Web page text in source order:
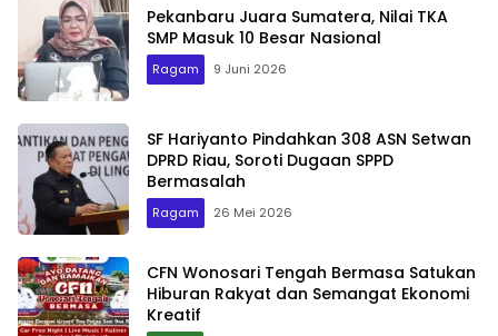
Pekanbaru Juara Sumatera, Nilai TKA
SMP Masuk 10 Besar Nasional
Ragam 9 Juni 2026
SF Hariyanto Pindahkan 308 ASN Setwan
DPRD Riau, Soroti Dugaan SPPD
Bermasalah
Ragam 26 Mei 2026
CFN Wonosari Tengah Bermasa Satukan
Hiburan Rakyat dan Semangat Ekonomi
Kreatif